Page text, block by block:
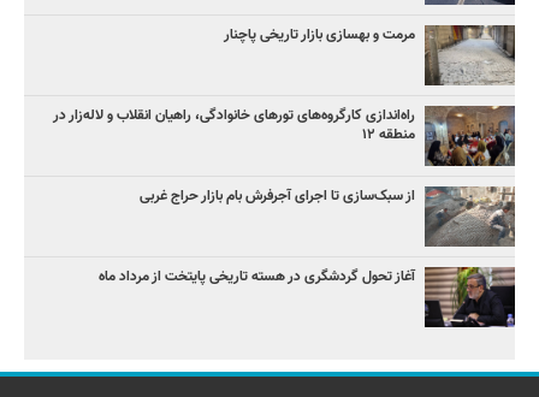
مرمت و بهسازی بازار تاریخی پاچنار
راه‌اندازی کارگروه‌های تورهای خانوادگی، راهیان انقلاب و لاله‌زار در
منطقه ۱۲
از سبک‌سازی تا اجرای آجرفرش بام بازار حراج غربی
آغاز تحول گردشگری در هسته تاریخی پایتخت از مرداد ماه